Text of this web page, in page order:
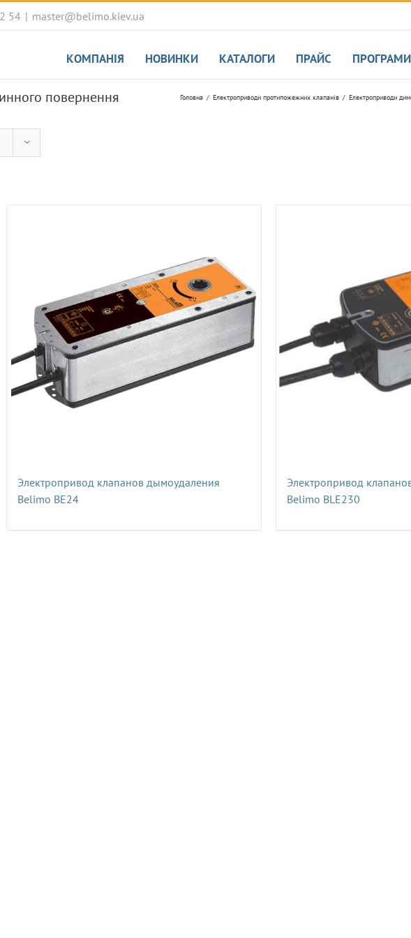
54 | master@belimo.kiev.ua
КОМПАНІЯ НОВИНКИ КАТАЛОГИ ПРАЙС ПРОГРАМИ
повернення Головна Електроприводи протипожежних клапанів Електроприводи
Электропривод клапанов дымоудаления
Belimo BE24
Электропривод
Belimo BLE230